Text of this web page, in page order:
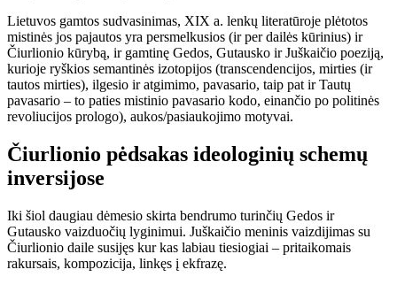
Lietuvos gamtos sudvasinimas, XIX a. lenkų literatūroje plėtotos
mistinės jos pajautos yra persmelkusios (ir per dailės kūrinius) ir
Čiurlionio kūrybą, ir gamtinę Gedos, Gutausko ir Juškaičio poeziją,
kurioje ryškios semantinės izotopijos (transcendencijos, mirties (ir
tautos mirties), ilgesio ir atgimimo, pavasario, taip pat ir Tautų
pavasario – to paties mistinio pavasario kodo, einančio po politinės
revoliucijos prologo), aukos/pasiaukojimo motyvai.
Čiurlionio pėdsakas ideologinių schemų
inversijose
Iki šiol daugiau dėmesio skirta bendrumo turinčių Gedos ir
Gutausko vaizduočių lyginimui. Juškaičio meninis vaizdijimas su
Čiurlionio daile susijęs kur kas labiau tiesiogiai – pritaikomais
rakursais, kompozicija, linkęs į ekfrazę.